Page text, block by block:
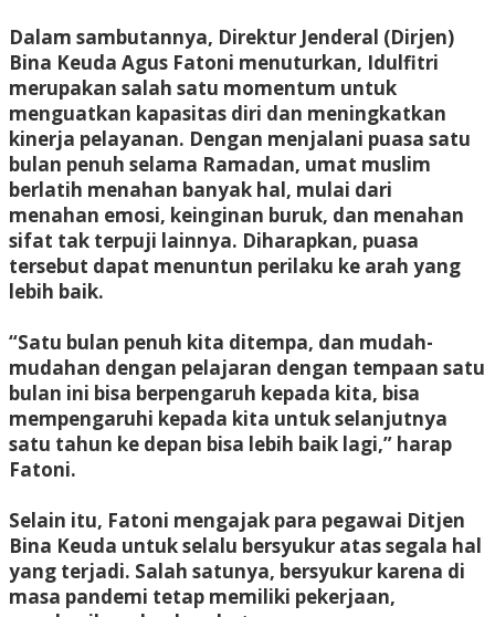
Dalam sambutannya, Direktur Jenderal (Dirjen)
Bina Keuda Agus Fatoni menuturkan, Idulfitri
merupakan salah satu momentum untuk
menguatkan kapasitas diri dan meningkatkan
kinerja pelayanan. Dengan menjalani puasa satu
bulan penuh selama Ramadan, umat muslim
berlatih menahan banyak hal, mulai dari
menahan emosi, keinginan buruk, dan menahan
sifat tak terpuji lainnya. Diharapkan, puasa
tersebut dapat menuntun perilaku ke arah yang
lebih baik.
“Satu bulan penuh kita ditempa, dan mudah-
mudahan dengan pelajaran dengan tempaan satu
bulan ini bisa berpengaruh kepada kita, bisa
mempengaruhi kepada kita untuk selanjutnya
satu tahun ke depan bisa lebih baik lagi,” harap
Fatoni.
Selain itu, Fatoni mengajak para pegawai Ditjen
Bina Keuda untuk selalu bersyukur atas segala hal
yang terjadi. Salah satunya, bersyukur karena di
masa pandemi tetap memiliki pekerjaan,